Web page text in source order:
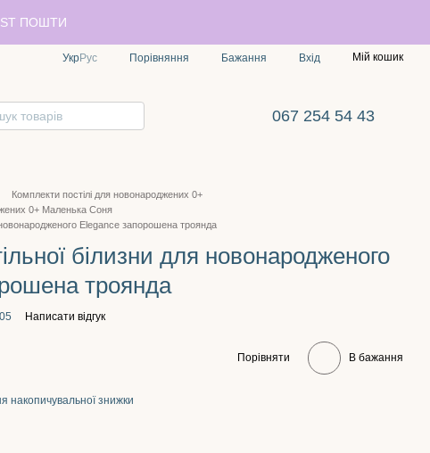
ПОШТИ
УкрРус Порівняння Бажання Вхід Мій кошик
067 254 54 43
Комплекти постілі для новонароджених 0+
0+ Маленька Соня
Elegance запорошена троянда
білизни для новонародженого
троянда
Написати відгук
Порівняти В бажання
накопичувальної знижки